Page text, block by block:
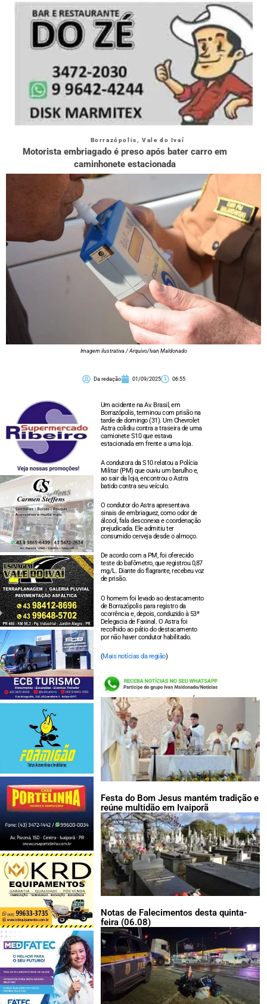
Borrazópolis ,Vale do Ivaí
Motorista embriagado é preso após bater carro em
caminhonete estacionada
Imagem ilustrativa / Arquivo/Ivan Maldonado
Da redação 01/09/2025 06:55
Um acidente na Av. Brasil, em
Borrazópolis, terminou com prisão na
tarde de domingo (31). Um Chevrolet
Astra colidiu contra a traseira de uma
camionete S10 que estava
estacionada em frente a uma loja.
A condutora da S10 relatou a Polícia
Militar (PM) que ouviu um barulho e,
ao sair da loja, encontrou o Astra
batido contra seu veículo.
O condutor do Astra apresentava
sinais de embriaguez, como odor de
álcool, fala desconexa e coordenação
prejudicada. Ele admitiu ter
consumido cerveja desde o almoço.
De acordo com a PM, foi oferecido
teste do bafômetro, que registrou 0,87
mg/L. Diante do flagrante, recebeu voz
de prisão.
O homem foi levado ao destacamento
de Borrazópolis para registro da
ocorrência e, depois, conduzido à 53ª
Delegacia de Faxinal. O Astra foi
recolhido ao pátio do destacamento
por não haver condutor habilitado.
(Mais notícias da região)
LEIA TAMBÉM:
Festa do Bom Jesus mantém tradição e
reúne multidão em Ivaiporã
Notas de Falecimentos desta quinta-
feira (06.08)